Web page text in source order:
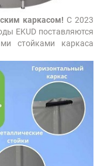
каркасом! С 2023
EKUD поставляются
стойками каркаса